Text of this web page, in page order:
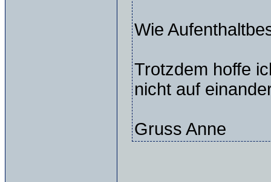
Wie
Trotzdem hoffe
nicht auf
Gruss Anne